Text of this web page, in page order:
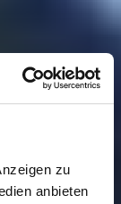
zu
anbieten